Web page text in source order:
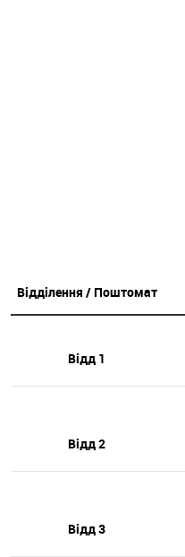
Відділення / Поштомат
Відд 1
Відд 2
Відд 3